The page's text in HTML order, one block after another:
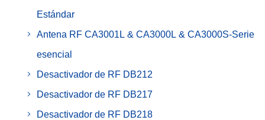
Estándar
Antena RF CA3001L & CA3000L & CA3000S-Serie
esencial
Desactivador de RF DB212
Desactivador de RF DB217
Desactivador de RF DB218